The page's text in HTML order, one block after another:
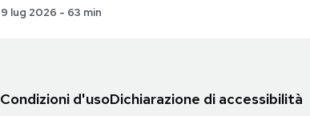
9 lug 2026 - 63 min
Condizioni d'usoDichiarazione di accessibilità